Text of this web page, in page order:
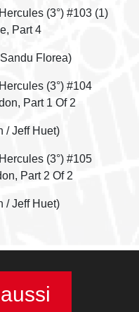
(3°) #103 (1)
Part 4
Florea)
(3°) #104
Part 1 Of 2
/ Jeff Huet)
(3°) #105
Part 2 Of 2
/ Jeff Huet)